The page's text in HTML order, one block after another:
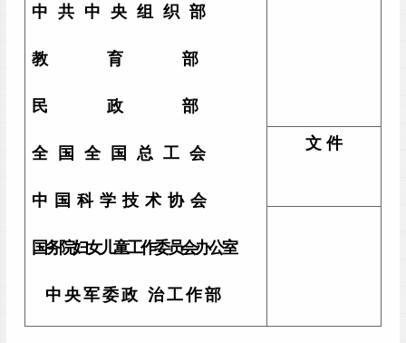
中 共 中 央 组 织 部
教 育 部
民 政 部
全 国 全 国 总 工 会
中 国 科 学 技 术 协 会
国务院妇女儿童工作委员会办公室
中 央 军 委 政 治 工 作 部
文 件